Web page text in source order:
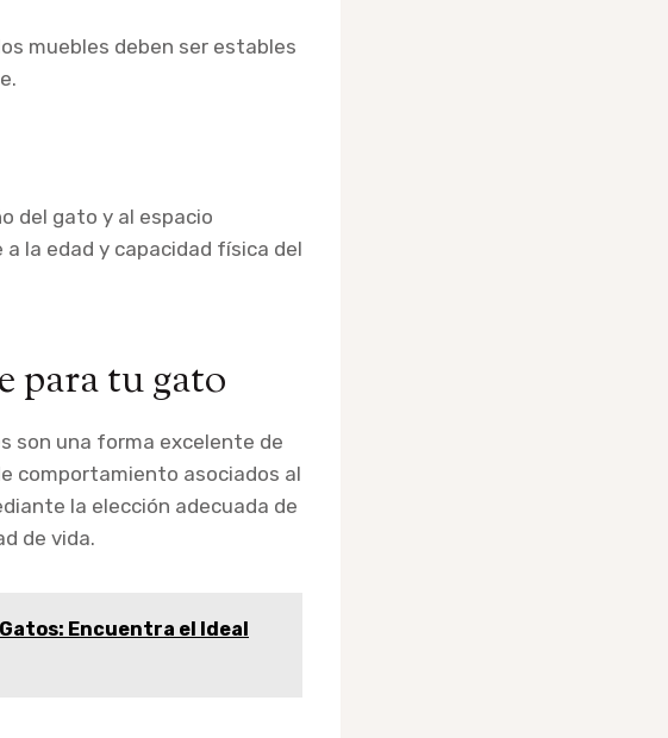
muebles deben ser estables
del gato y al espacio
la edad y capacidad física del
para tu gato
son una forma excelente de
comportamiento asociados al
la elección adecuada de
de vida.
Encuentra el Ideal